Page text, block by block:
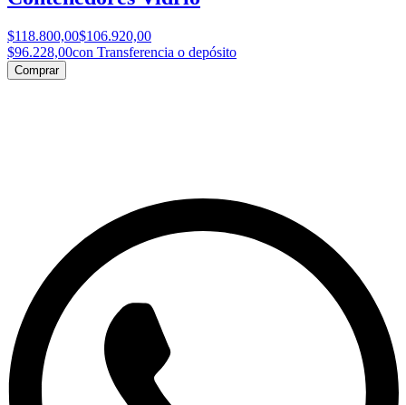
$118.800,00$106.920,00
$96.228,00con Transferencia o depósito
Comprar